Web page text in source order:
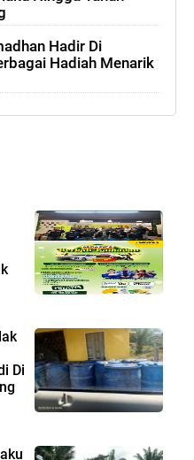
Hadir Di
Hadiah Menarik
Di